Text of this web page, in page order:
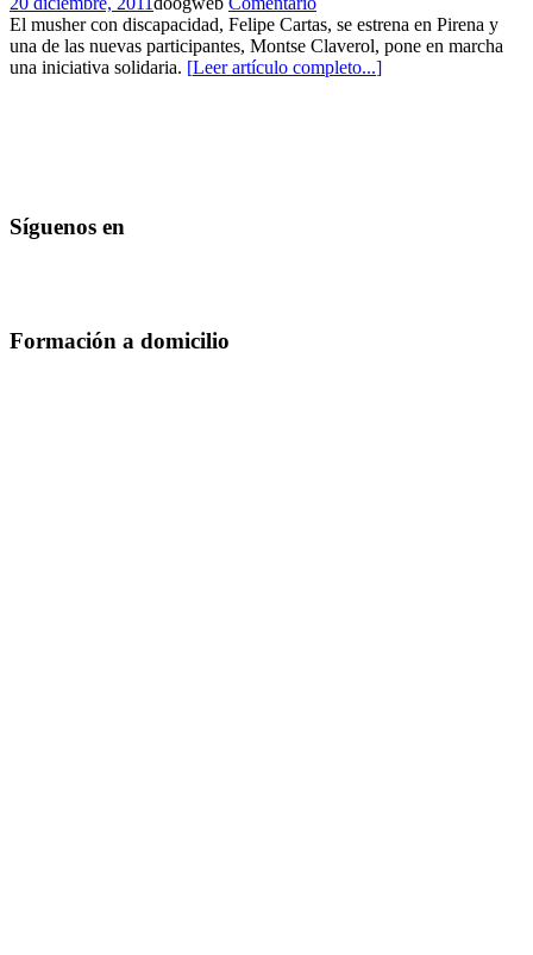
El musher con discapacidad, Felipe Cartas, se estrena en Pirena y
una de las nuevas participantes, Montse Claverol, pone en marcha
una iniciativa solidaria. [Leer artículo completo...]
Síguenos en
Formación a domicilio